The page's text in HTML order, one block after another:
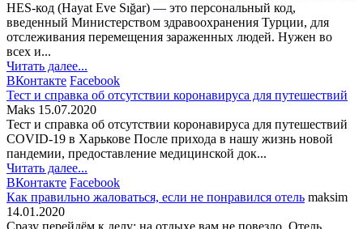
HES-код (Hayat Eve Sığar) — это персональный код,
введенный Министерством здравоохранения Турции, для
отслеживания перемещения зараженных людей. Нужен во
всех и...
Читать далее...
ВКонтакте Facebook
Тест и справка об отсутствии коронавируса для путешествий
Maks 15.07.2020
Тест и справка об отсутствии коронавируса для путешествий
COVID-19 в Харькове После прихода в нашу жизнь новой
пандемии, предоставление медицинской док...
Читать далее...
ВКонтакте Facebook
Как правильно жаловаться, если не понравился отель maksim
14.01.2020
Сразу перейдём к делу: на отдыхе вам не повезло. Отель